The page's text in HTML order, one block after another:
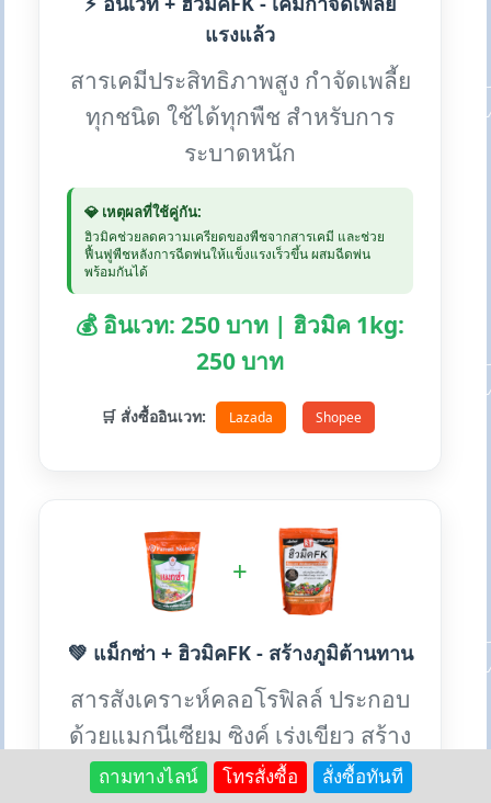
แรงแล้ว
สารเคมีประสิทธิภาพสูง กำจัดเพลี้ย
ทุกชนิด ใช้ได้ทุกพืช สำหรับการ
ระบาดหนัก
💎 เหตุผลที่ใช้คู่กัน:
ฮิวมิคช่วยลดความเครียดของพืชจากสารเคมี และช่วย
ฟื้นฟูพืชหลังการฉีดพ่นให้แข็งแรงเร็วขึ้น ผสมฉีดพ่น
พร้อมกันได้
💰 อินเวท: 250 บาท | ฮิวมิค 1kg:
250 บาท
🛒 สั่งซื้ออินเวท: Lazada Shopee
+
💚 แม็กซ่า + ฮิวมิคFK - สร้างภูมิต้านทาน
สารสังเคราะห์คลอโรฟิลล์ ประกอบ
ด้วยแมกนีเซียม ซิงค์ เร่งเขียว สร้าง
ภูมิต้านทานโรค
ถามทางไลน์ โทรสั่งซื้อ สั่งซื้อทันที